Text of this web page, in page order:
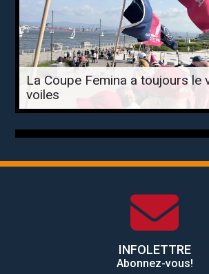
La Coupe Femina a toujours le
voiles
INFOLETTRE
Abonnez-vous!